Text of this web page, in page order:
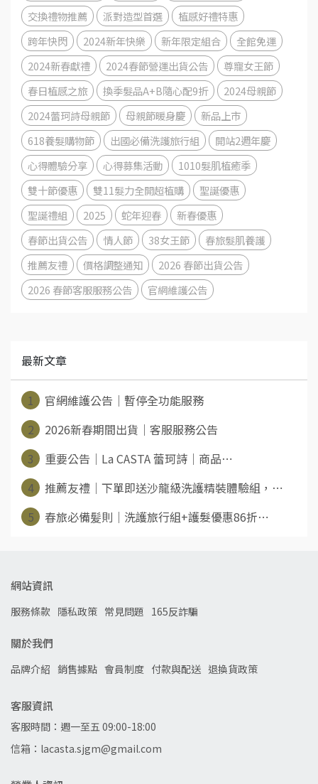
交換禮物推薦
派對造型首選
植感好禮特惠
跨年快閃
2024新年快樂 新年限定組合
全館免運
2024新春獻禮
2024春節營運出貨公告
尊寵女王節
春日植感之旅
換季髮品A+B隨心配9折
2024母親節
2024蕾珂詩母親節
母親節暖身慶
新品上市
618養髮購物節
出國必備洗護旅行組
開站2週年慶
心得體驗分享
心得募集活動
1010髮肌植癒季
雙十節優惠
雙11髮力全開超植購
聖誕優惠
聖誕禮組
2025 蛇年迎春
新春優惠
春節出貨公告
情人節 38女王節
春旅髮肌養護
推薦友禮
價格調整通知
2026 春節出貨公告
2026 春節客服服務公告
官網維護公告
最新文章
1
官網維護公告｜暫停全功能服務
2
2026新春期間出貨｜客服服務公告
3
重要公告｜La CASTA 蕾珂詩｜商品⋯
4
推薦友禮｜下單即送沙龍級洗護精裝體驗組，⋯
5
春旅必備髪則｜洗護旅行組+護髮優惠86折⋯
網站資訊
服務條款 隱私政策 常見問題 165反詐騙
關於我們
品牌介紹 銷售據點 會員制度 付款與配送 退換貨政策
客服資訊
客服時間：週一至五 09:00-18:00
信箱：lacasta.sjgm@gmail.com